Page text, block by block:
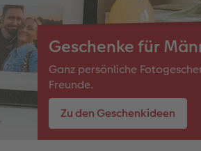
Geschenke für
Ganz persönliche
Freunde.
Zu den Geschenkideen